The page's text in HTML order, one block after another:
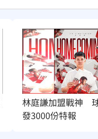
林庭謙加盟戰神　
發3000份特報